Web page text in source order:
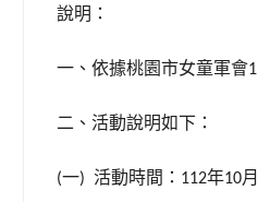
說明：
一、依據桃園市女童軍會
二、活動說明如下：
(一) 活動時間： 112年10月